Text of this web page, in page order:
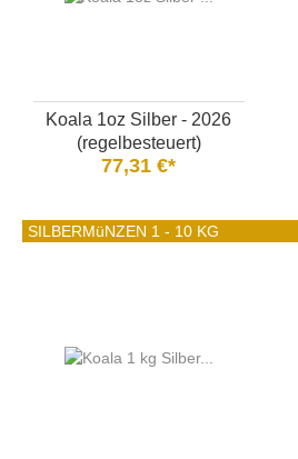
Koala 1oz Silber - 2026
(regelbesteuert)
77,31 €*
SILBERMüNZEN 1 - 10 KG